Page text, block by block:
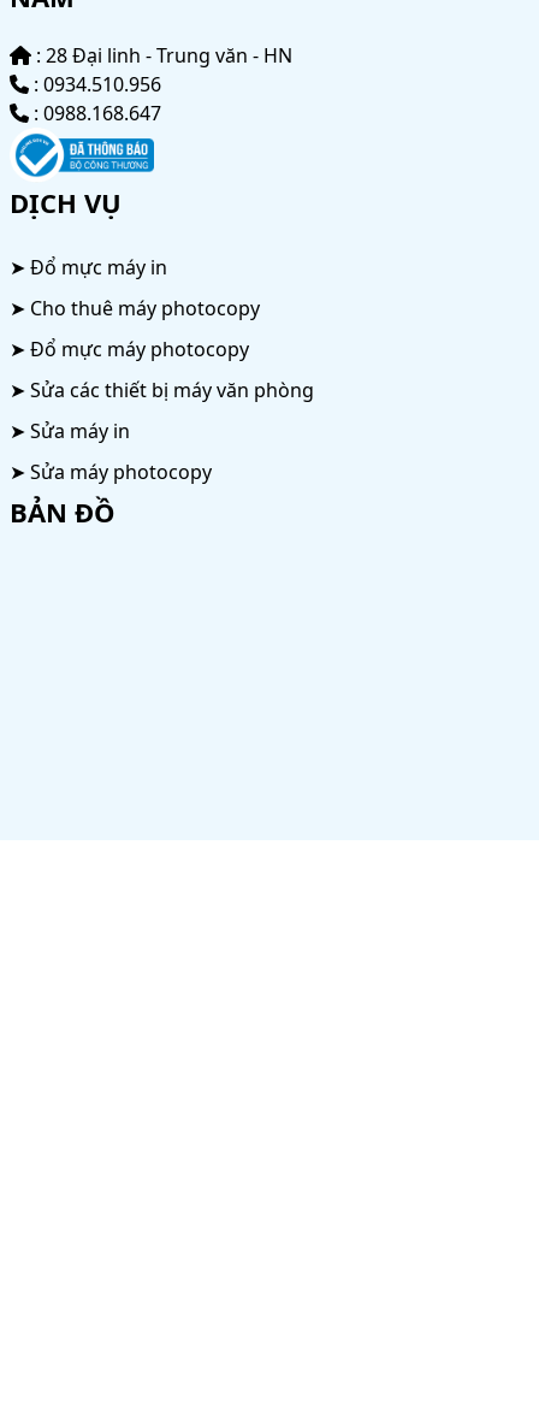
: 28 Đại linh - Trung văn - HN
: 0934.510.956
: 0988.168.647
DỊCH VỤ
➤ Đổ mực máy in
➤ Cho thuê máy photocopy
➤ Đổ mực máy photocopy
➤ Sửa các thiết bị máy văn phòng
➤ Sửa máy in
➤ Sửa máy photocopy
BẢN ĐỒ